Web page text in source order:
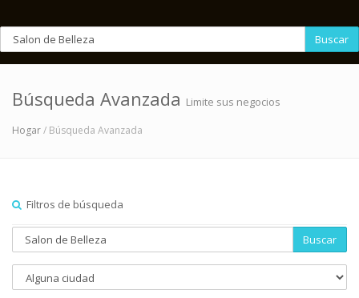
Buscar
Búsqueda Avanzada Limite sus negocios
Hogar/ Búsqueda Avanzada
Filtros de búsqueda
Buscar